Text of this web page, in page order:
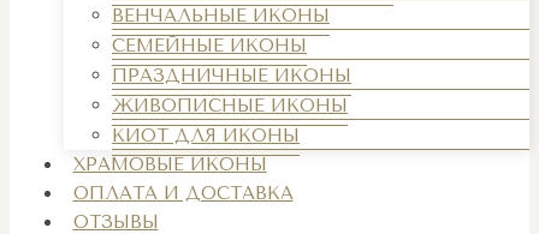
ВЕНЧАЛЬНЫЕ ИКОНЫ
СЕМЕЙНЫЕ ИКОНЫ
ПРАЗДНИЧНЫЕ ИКОНЫ
ЖИВОПИСНЫЕ ИКОНЫ
КИОТ ДЛЯ ИКОНЫ
ХРАМОВЫЕ ИКОНЫ
ОПЛАТА И ДОСТАВКА
ОТЗЫВЫ